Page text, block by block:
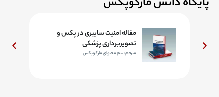
مقاله امنیت سایبری در پکس و
تصویربرداری پزشکی
مترجم: تیم محتوای مارکوپکس